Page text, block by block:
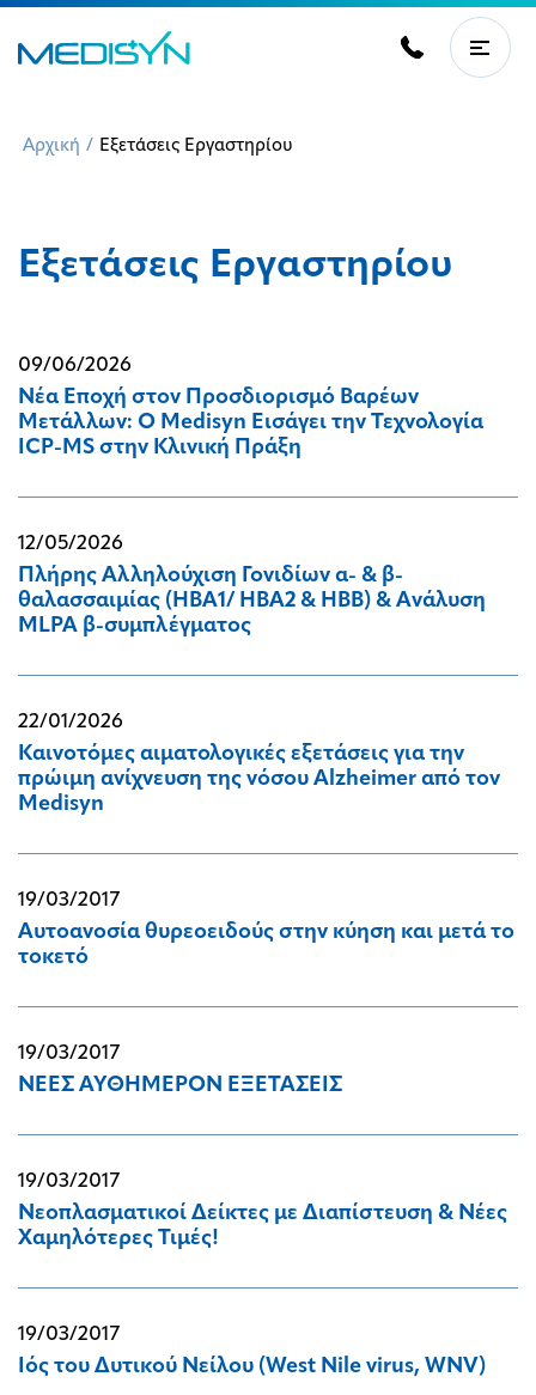
Αρχική / Εξετάσεις Εργαστηρίου
Εξετάσεις Εργαστηρίου
09/06/2026
Νέα Εποχή στον Προσδιορισμό Βαρέων
Μετάλλων: O Medisyn Εισάγει την Τεχνολογία
ICP-MS στην Κλινική Πράξη
12/05/2026
Πλήρης Αλληλούχιση Γονιδίων α- & β-
θαλασσαιμίας (HBA1/ HBA2 & HBB) & Ανάλυση
MLPA β-συμπλέγματος
22/01/2026
Καινοτόμες αιματολογικές εξετάσεις για την
πρώιμη ανίχνευση της νόσου Alzheimer από τον
Medisyn
19/03/2017
Αυτοανοσία θυρεοειδούς στην κύηση και μετά το
τοκετό
19/03/2017
ΝΕΕΣ ΑΥΘΗΜΕΡΟΝ ΕΞΕΤΑΣΕΙΣ
19/03/2017
Νεοπλασματικοί Δείκτες με Διαπίστευση & Νέες
Χαμηλότερες Τιμές!
19/03/2017
Ιός του Δυτικού Νείλου (West Nile virus, WNV)